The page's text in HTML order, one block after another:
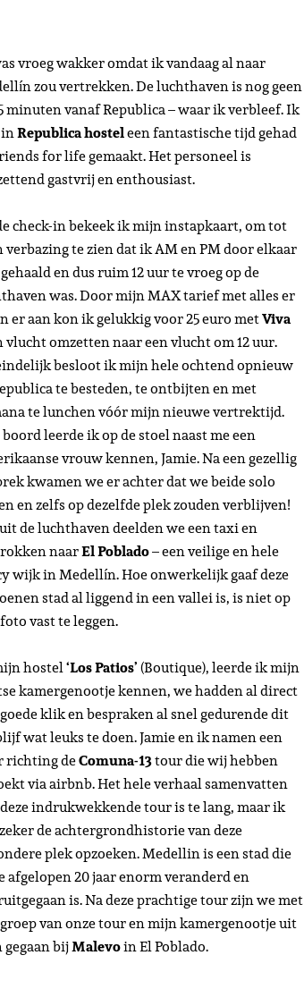
vroeg wakker omdat ik vandaag al naar
zou vertrekken. De luchthaven is nog geen
minuten vanaf Republica – waar ik verbleef. Ik
Republica hosteleen fantastische tijd gehad
for life gemaakt. Het personeel is
gastvrij en enthousiast.
check-in bekeek ik mijn instapkaart, om tot
te zien dat ik AM en PM door elkaar
en dus ruim 12 uur te vroeg op de
was. Door mijn MAX tarief met alles er
er aan kon ik gelukkig voor 25 euro metViva
omzetten naar een vlucht om 12 uur.
besloot ik mijn hele ochtend opnieuw
te besteden, te ontbijten en met
te lunchen vóór mijn nieuwe vertrektijd.
leerde ik op de stoel naast me een
vrouw kennen, Jamie. Na een gezellig
kwamen we er achter dat we beide solo
en zelfs op dezelfde plek zouden verblijven!
de luchthaven deelden we een taxi en
naarEl Poblado– een veilige en hele
wijk in Medellín. Hoe onwerkelijk gaaf deze
stad al liggend in een vallei is, is niet op
vast te leggen.
hostel‘Los Patios’(Boutique), leerde ik mijn
kamergenootje kennen, we hadden al direct
klik en bespraken al snel gedurende dit
wat leuks te doen. Jamie en ik namen een
richting deComuna-13tour die wij hebben
via airbnb. Het hele verhaal samenvatten
indrukwekkende tour is te lang, maar ik
de achtergrondhistorie van deze
plek opzoeken. Medellin is een stad die
afgelopen 20 jaar enorm veranderd en
is. Na deze prachtige tour zijn we met
van onze tour en mijn kamergenootje uit
gegaan bijMalevoin El Poblado.